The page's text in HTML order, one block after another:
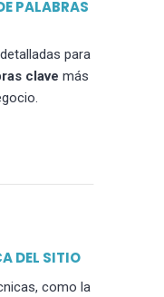
PALABRAS
para
clave más
DEL SITIO
como la